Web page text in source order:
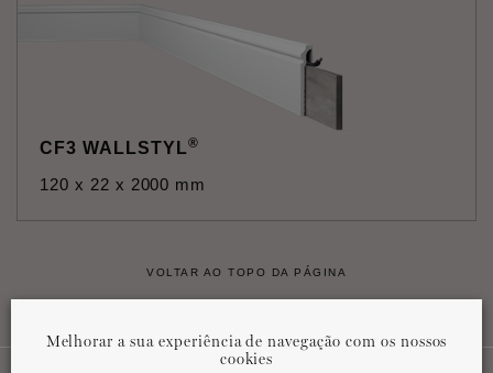
CF3 WALLSTYL®
120 x 22 x 2000 mm
VOLTAR AO TOPO DA PÁGINA
Melhorar a sua experiência de navegação com os nossos
cookies